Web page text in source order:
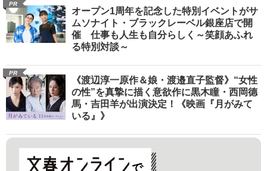
PR
オープン1周年を記念した特別イベントがサ
ムソナイト・ブラックレーベル銀座店で開
催 仕事も人生も自分らしく～笑顔あふれ
る特別対談～
PR
《渡辺淳一原作＆娘・渡邉直子監督》“女性
の性”を真摯に描く意欲作に黒木瞳・西岡德
馬・吉田羊が出演決定！《映画『月がみて
いる』》